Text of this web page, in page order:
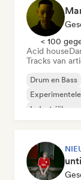
< 100
Acid house
Tracks van
Drum en Bass
Industriële